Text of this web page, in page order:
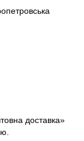
доставка»